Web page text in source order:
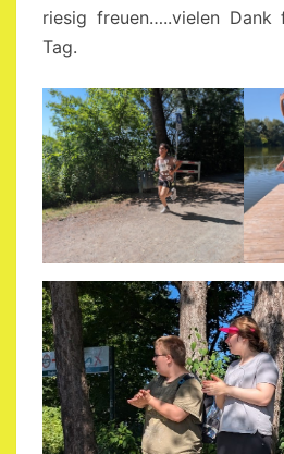
riesig freuen…..vielen Dank
Tag.